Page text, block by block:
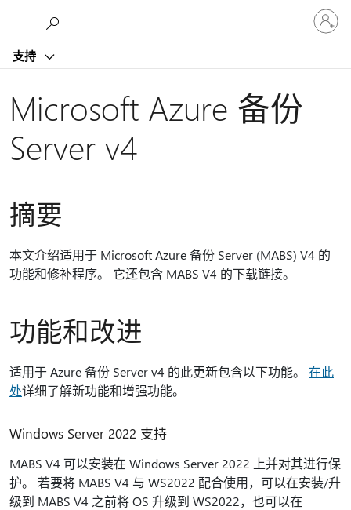
支持
请
登
录
Microsoft Azure 备份
Server v4
摘要
本文介绍适用于 Microsoft Azure 备份 Server (MABS) V4 的
功能和修补程序。 它还包含 MABS V4 的下载链接。
功能和改进
适用于 Azure 备份 Server v4 的此更新包含以下功能。 在此
处详细了解新功能和增强功能。
Windows Server 2022 支持
MABS V4 可以安装在 Windows Server 2022 上并对其进行保
护。 若要将 MABS V4 与 WS2022 配合使用，可以在安装/升
级到 MABS V4 之前将 OS 升级到 WS2022，也可以在